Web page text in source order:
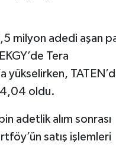
milyon adedi aşan
Tera
yükselirken,
oldu.
adetlik alım sonrası
satış işlemleri